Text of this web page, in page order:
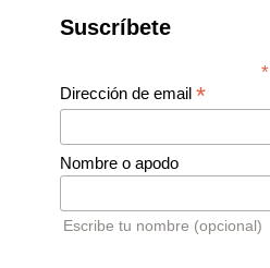
Suscríbete
*
Dirección de email *
Nombre o apodo
Escribe tu nombre (opcional)